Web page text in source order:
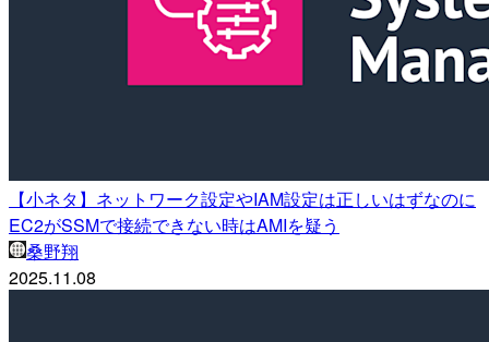
【小ネタ】ネットワーク設定やIAM設定は正しいはずなのに
EC2がSSMで接続できない時はAMIを疑う
桑野翔
2025.11.08